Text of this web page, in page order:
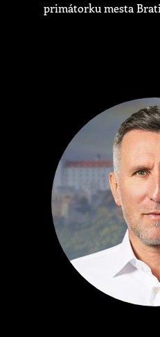
primátorku mesta